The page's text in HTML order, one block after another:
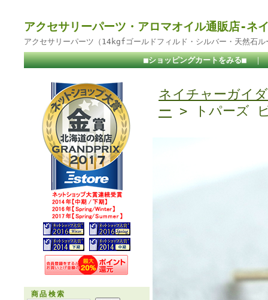
アクセサリーパーツ・アロマオイル通販店-ネ
アクセサリーパーツ（14kgfゴールドフィルド・シルバー・天然石
■ショッピングカートをみる■ ｜
商品検索
ネイチャーガイ
ー > トパーズ